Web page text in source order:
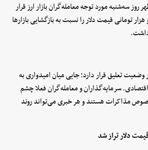
روز سه‌شنبه مورد توجه معامله‌گران بازار ارز قرار
تومانی قیمت دلار را نسبت به بازگشایی بازارها
وضعیت تعلیق قرار دارد؛ جایی میان امیدواری به
سرمایه‌گذاران و معامله‌گران فعلا چشم
مذاکرات هستند و هر خبری می‌تواند روند
دلار تراز شد